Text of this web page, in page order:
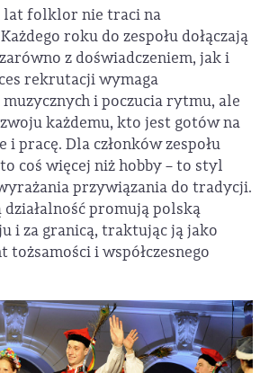
lat folklor nie traci na
roku do zespołu dołączają
z doświadczeniem, jak i
rekrutacji wymaga
i poczucia rytmu, ale
każdemu, kto jest gotów na
i pracę. Dla członków zespołu
coś więcej niż hobby – to styl
przywiązania do tradycji.
działalność promują polską
i za granicą, traktując ją jako
tożsamości i współczesnego